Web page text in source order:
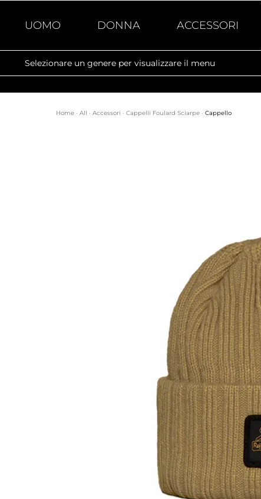
UOMO DONNA ACCESSORI
Selezionare un genere per visualizzare il menu
Home · All · Accessori · Cappelli Foulard Sciarpe · Cappello